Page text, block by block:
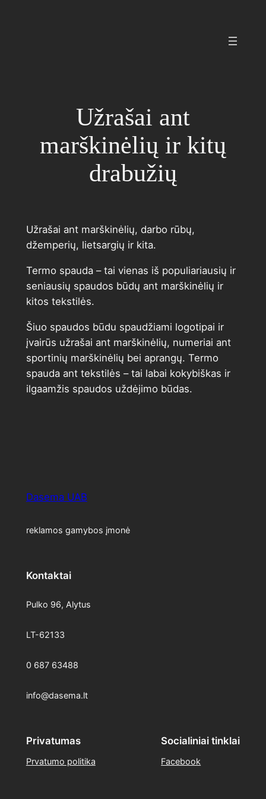
Užrašai ant
marškinėlių ir kitų
drabužių
Užrašai ant marškinėlių, darbo rūbų,
džemperių, lietsargių ir kita.
Termo spauda – tai vienas iš populiariausių ir
seniausių spaudos būdų ant marškinėlių ir
kitos tekstilės.
Šiuo spaudos būdu spaudžiami logotipai ir
įvairūs užrašai ant marškinėlių, numeriai ant
sportinių marškinėlių bei aprangų. Termo
spauda ant tekstilės – tai labai kokybiškas ir
ilgaamžis spaudos uždėjimo būdas.
Dasema UAB
reklamos gamybos įmonė
Kontaktai
Pulko 96, Alytus
LT-62133
0 687 63488
info@dasema.lt
Privatumas
Prvatumo politika
Socialiniai tinklai
Facebook